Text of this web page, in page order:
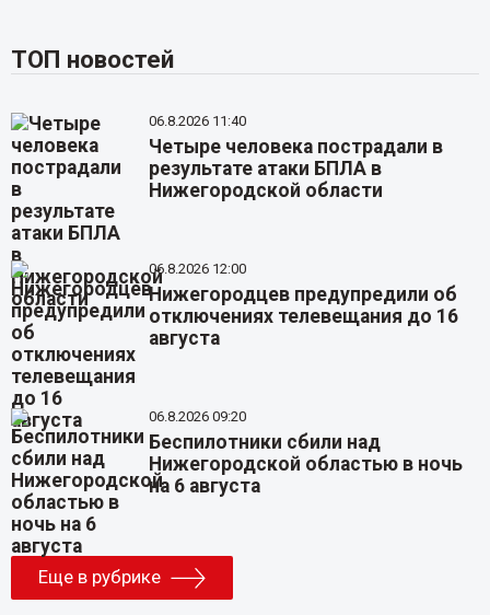
ТОП новостей
06.8.2026 11:40
Четыре человека пострадали в
результате атаки БПЛА в
Нижегородской области
06.8.2026 12:00
Нижегородцев предупредили об
отключениях телевещания до 16
августа
06.8.2026 09:20
Беспилотники сбили над
Нижегородской областью в ночь
на 6 августа
Еще в рубрике